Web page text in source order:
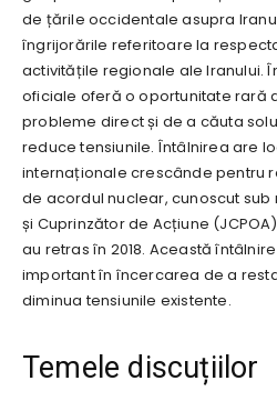
de țările occidentale asupra
îngrijorările referitoare la
activitățile regionale ale Iranului.
oficiale oferă o oportunitate rară
probleme direct și de a căuta
reduce tensiunile. Întâlnirea are
internaționale crescânde pentru
de acordul nuclear, cunoscut sub
și Cuprinzător de Acțiune
au retras în 2018. Această
important în încercarea de a
diminua tensiunile existente.
Temele discuțiilor